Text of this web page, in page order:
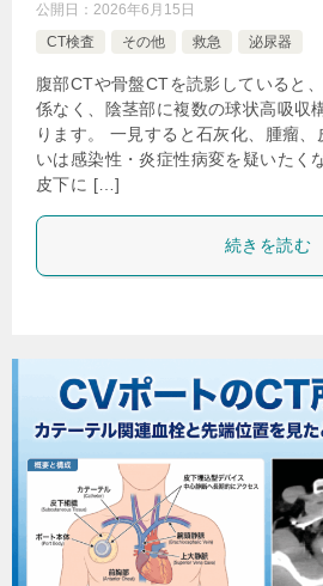
公開日： 2026年6月15日
CT検査
その他 救急 泌尿器
腹部CTや骨盤CTを読影していると
係なく、陰茎部に複数の球状高吸収
ります。 一見すると石灰化、腫瘤、
いは感染性・炎症性病変を疑いたく
皮下に […]
続きを読む